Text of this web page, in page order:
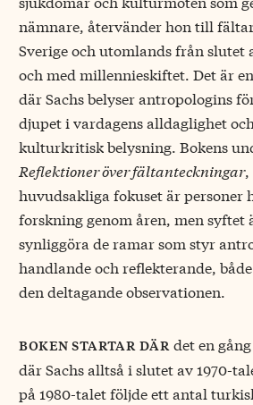
nämnare, återvänder hon till
Sverige och utomlands från slutet
och med millennieskiftet. Det är
där Sachs belyser antropologins
djupet i vardagens alldaglighet
kulturkritisk belysning. Bokens
Reflektioner över fältanteckningar,
huvudsakliga fokuset är personer
forskning genom åren, men syftet
synliggöra de ramar som styr
handlande och reflekterande,
den deltagande observationen.
boken startar därdet en
där Sachs alltså i slutet av 1970-
på 1980-talet följde ett antal